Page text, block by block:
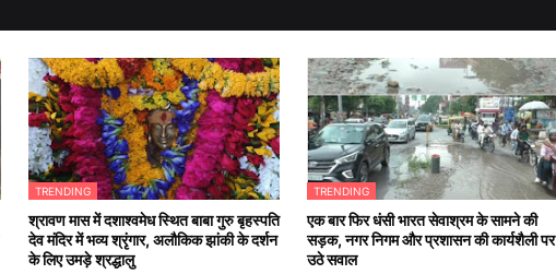
TRENDING
श्रावण मास में दशाश्वमेध स्थित बाबा गुरु बृहस्पति
देव मंदिर में भव्य श्रृंगार, अलौकिक झांकी के दर्शन
के लिए उमड़े श्रद्धालु
TRENDING
एक बार फिर धंसी भारत सेवाश्रम के सामने की
सड़क, नगर निगम और प्रशासन की कार्यशैली पर
उठे सवाल